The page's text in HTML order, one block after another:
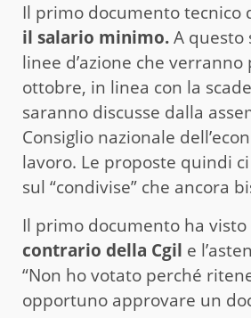
Il primo documento tecnico
il salario minimo.A questo
linee d’azione che
ottobre, in linea con la
saranno discusse dalla
Consiglio nazionale
lavoro. Le proposte quindi
sul “condivise” che ancora
Il primo documento ha visto
contrario della Cgil e
“Non ho votato perché
opportuno approvare un